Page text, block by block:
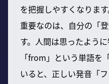
を把握しやすくなります
重要なのは、自分の「
す。人間は思ったよう
「from」という単語を
いると、正しい発音「